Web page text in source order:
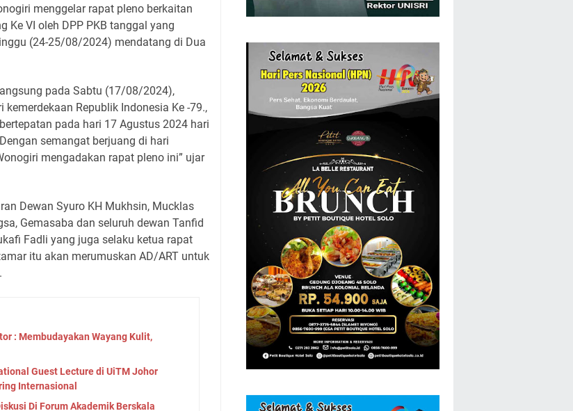
menggelar rapat pleno berkaitan
Ke VI oleh DPP PKB tanggal yang
(24-25/08/2024) mendatang di Dua
pada Sabtu (17/08/2024),
Republik Indonesia Ke -79.,
pada hari 17 Agustus 2024 hari
semangat berjuang di hari
mengadakan rapat pleno ini” ujar
Dewan Syuro KH Mukhsin, Mucklas
Gemasaba dan seluruh dewan Tanfid
Fadli yang juga selaku ketua rapat
itu akan merumuskan AD/ART untuk
: Membudayakan Wayang Kulit,
Guest Lecture di UiTM Johor
Internasional
Di Forum Akademik Berskala